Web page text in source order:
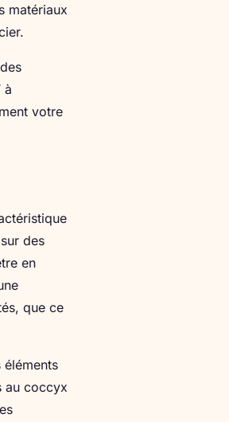
matériaux
à
votre
des
en
que ce
au coccyx